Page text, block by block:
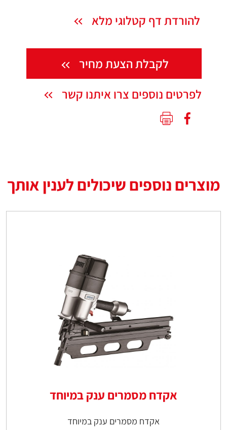
להורדת דף קטלוגי מלא
לקבלת הצעת מחיר
לפרטים נוספים צרו איתנו קשר
מוצרים נוספים שיכולים לענין אותך
אקדח מסמרים ענק במיוחד
אקדח מסמרים ענק במיוחד